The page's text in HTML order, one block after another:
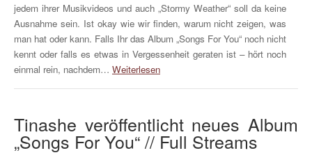
jedem ihrer Musikvideos und auch „Stormy Weather“ soll da keine
Ausnahme sein. Ist okay wie wir finden, warum nicht zeigen, was
man hat oder kann. Falls Ihr das Album „Songs For You“ noch nicht
kennt oder falls es etwas in Vergessenheit geraten ist – hört noch
einmal rein, nachdem… Weiterlesen
Tinashe veröffentlicht neues Album
„Songs For You“ // Full Streams